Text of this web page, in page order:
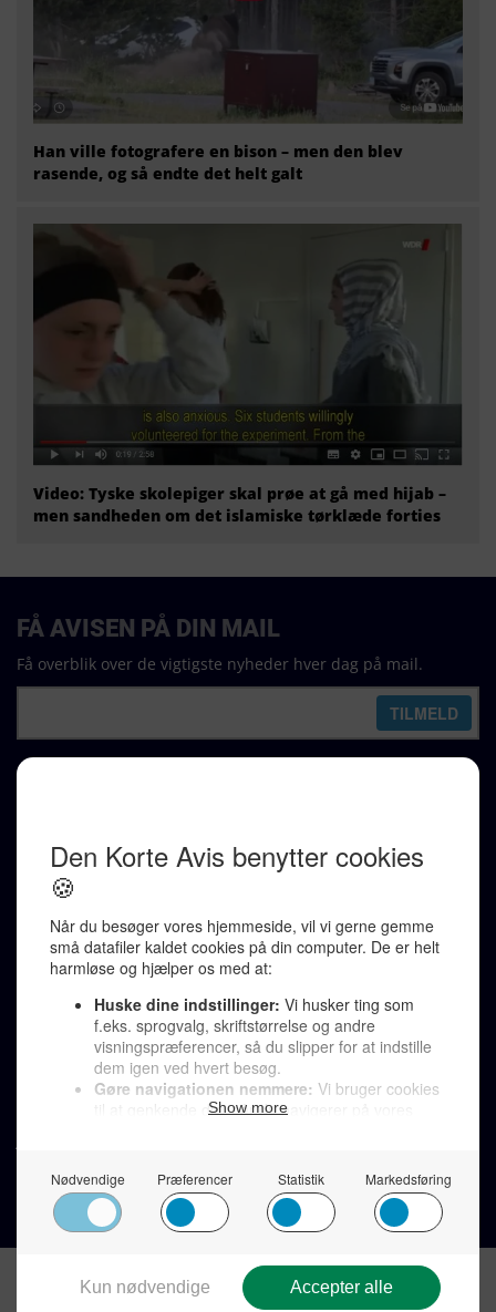
Han ville fotografere en bison – men den blev
rasende, og så endte det helt galt
Video: Tyske skolepiger skal prøe at gå med hijab –
men sandheden om det islamiske tørklæde forties
Karen Jespersen
Redaktionen kontaktes via mail til
redaktion@denkorteavis.dk
Telefonsvarer 20 30 10 96
Von Ostensgade 22, 2791 Dragør
LINKS
Tidligere aviser >
Støt Den Korte Avis >
Send et læserbrev >
Privatlivspolitik >
FÅ AVISEN PÅ DIN MAIL
Få overblik over de vigtigste nyheder hver dag på mail.